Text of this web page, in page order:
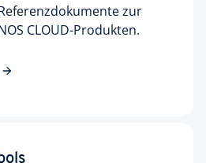
zur
CLOUD-Produkten.